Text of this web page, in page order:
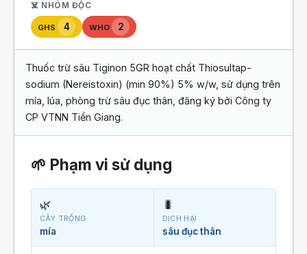
☠️ NHÓM ĐỘC
GHS 4 WHO 2
Thuốc trừ sâu Tiginon 5GR hoạt chất Thiosultap-
sodium (Nereistoxin) (min 90%) 5% w/w, sử dụng trên
mía, lúa, phòng trừ sâu đục thân, đăng ký bởi Công ty
CP VTNN Tiền Giang.
🌱 Phạm vi sử dụng
🌿
CÂY TRỒNG
mía
🐛
DỊCH HẠI
sâu đục thân